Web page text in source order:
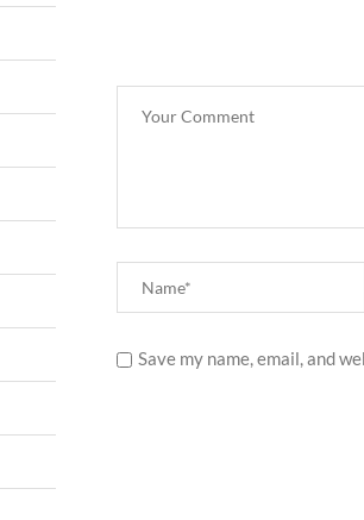
Save my name, email, and